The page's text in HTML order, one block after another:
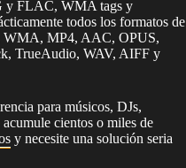
y FLAC, WMA tags y
todos los formatos de
WMA, MP4, AAC, OPUS,
TrueAudio, WAV, AIFF y
para músicos, DJs,
cientos o miles de
y necesite una solución seria